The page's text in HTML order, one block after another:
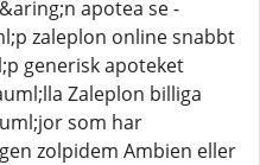
apotea se -
zaleplon online snabbt
generisk apoteket
Zaleplon billiga
som har
zolpidem Ambien eller